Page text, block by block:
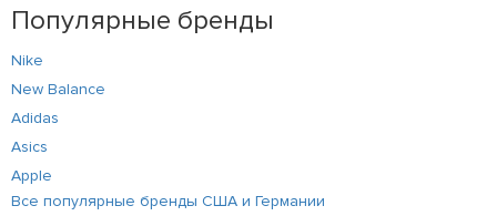
Популярные бренды
Nike
New Balance
Adidas
Asics
Apple
Все популярные бренды США и Германии